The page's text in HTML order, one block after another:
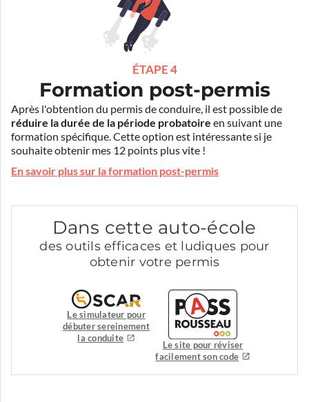
ÉTAPE 4
Formation post-permis
Après l'obtention du permis de conduire, il est possible de
réduire la durée de la période probatoire en suivant une
formation spécifique. Cette option est intéressante si je
souhaite obtenir mes 12 points plus vite !
En savoir plus sur la formation post-permis
Dans cette auto-école
des outils efficaces et ludiques pour
obtenir votre permis
Le simulateur pour
débuter sereinement
la conduite
Le site pour réviser
facilement son code